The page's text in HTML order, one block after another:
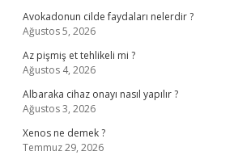
Avokadonun cilde faydaları nelerdir ?
Ağustos 5, 2026
Az pişmiş et tehlikeli mi ?
Ağustos 4, 2026
Albaraka cihaz onayı nasıl yapılır ?
Ağustos 3, 2026
Xenos ne demek ?
Temmuz 29, 2026